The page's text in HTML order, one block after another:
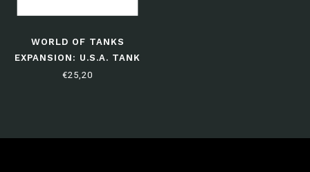
WORLD OF TANKS
EXPANSION: U.S.A. TANK
PLATOON 3
€25,20